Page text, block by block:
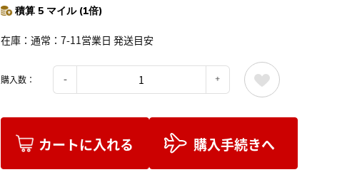
積算 5 マイル (1倍)
在庫 通常：7-11営業日 発送目安
購入数：
カートに入れる 購入手続きへ